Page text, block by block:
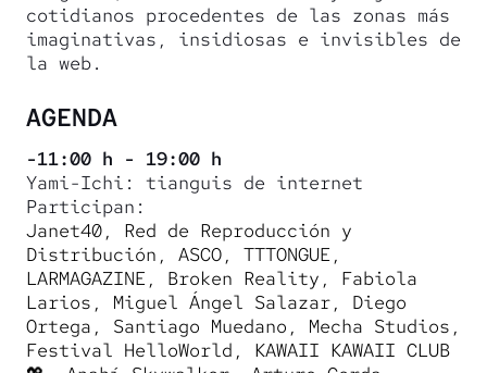
cotidianos procedentes de las zonas más
imaginativas, insidiosas e invisibles de
la web.
AGENDA
-11:00 h - 19:00 h
Yami-Ichi: tianguis de internet
Participan:
Janet40, Red de Reproducción y
Distribución, ASCO, TTTONGUE,
LARMAGAZINE, Broken Reality, Fabiola
Larios, Miguel Ángel Salazar, Diego
Ortega, Santiago Muedano, Mecha Studios,
Festival HelloWorld, KAWAII KAWAII CLUB